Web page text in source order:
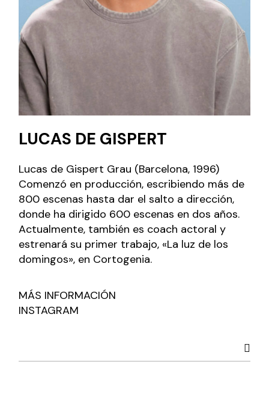
LUCAS DE GISPERT
Lucas de Gispert Grau (Barcelona, 1996)
Comenzó en producción, escribiendo más de
800 escenas hasta dar el salto a dirección,
donde ha dirigido 600 escenas en dos años.
Actualmente, también es coach actoral y
estrenará su primer trabajo, «La luz de los
domingos», en Cortogenia.
MÁS INFORMACIÓN
INSTAGRAM